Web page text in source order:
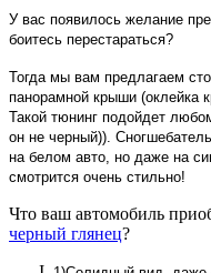
У вас появилось желание
боитесь перестараться?
Тогда мы вам предлагаем
панорамной крыши (оклейка
Такой тюнинг подойдет
он не черный)).
на белом авто, но даже на
смотрится очень стильно!
Что ваш автомобиль
черный глянец?